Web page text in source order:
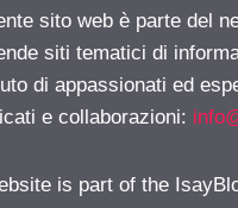
sito web è parte del
siti tematici di
di appassionati ed
e collaborazioni:
is part of the